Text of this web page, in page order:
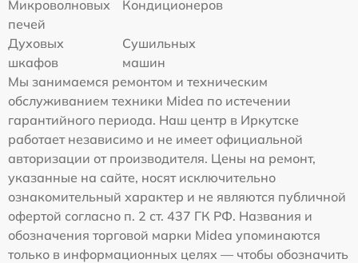
Микроволновых
печей
Кондиционеров
Духовых
шкафов
Сушильных
машин
Мы занимаемся ремонтом и техническим
обслуживанием техники Midea по истечении
гарантийного периода. Наш центр в Иркутске
работает независимо и не имеет официальной
авторизации от производителя. Цены на ремонт,
указанные на сайте, носят исключительно
ознакомительный характер и не являются публичной
офертой согласно п. 2 ст. 437 ГК РФ. Названия и
обозначения торговой марки Midea упоминаются
только в информационных целях — чтобы обозначить